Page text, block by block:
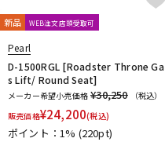
新品 WEB注文店頭受取可
Pearl
D-1500RGL [Roadster Throne Ga
s Lift/ Round Seat]
メーカー希望小売価格 ¥30,250
（税込）
販売価格¥24,200(税込)
ポイント：1% (220pt)